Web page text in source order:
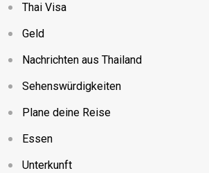
Thai Visa
Geld
Nachrichten aus Thailand
Sehenswürdigkeiten
Plane deine Reise
Essen
Unterkunft